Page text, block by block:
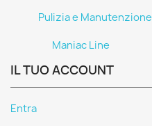
Pulizia e Manutenzione
Maniac Line
IL TUO ACCOUNT
Entra